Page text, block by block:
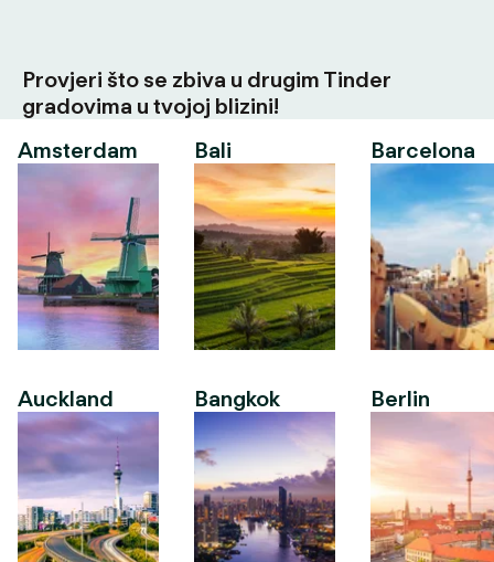
Provjeri što se zbiva u drugim Tinder
gradovima u tvojoj blizini!
Amsterdam
Auckland
Bali
Bangkok
Barcelona
Berlin